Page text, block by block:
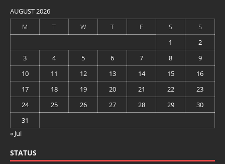
AUGUST 2026
M
T W T F S
S
1
2
3
4 5 6 7 8
9
10
11 12 13 14 15
16
17
18 19 20 21 22
23
24
25 26 27 28 29
30
31
« Jul
STATUS